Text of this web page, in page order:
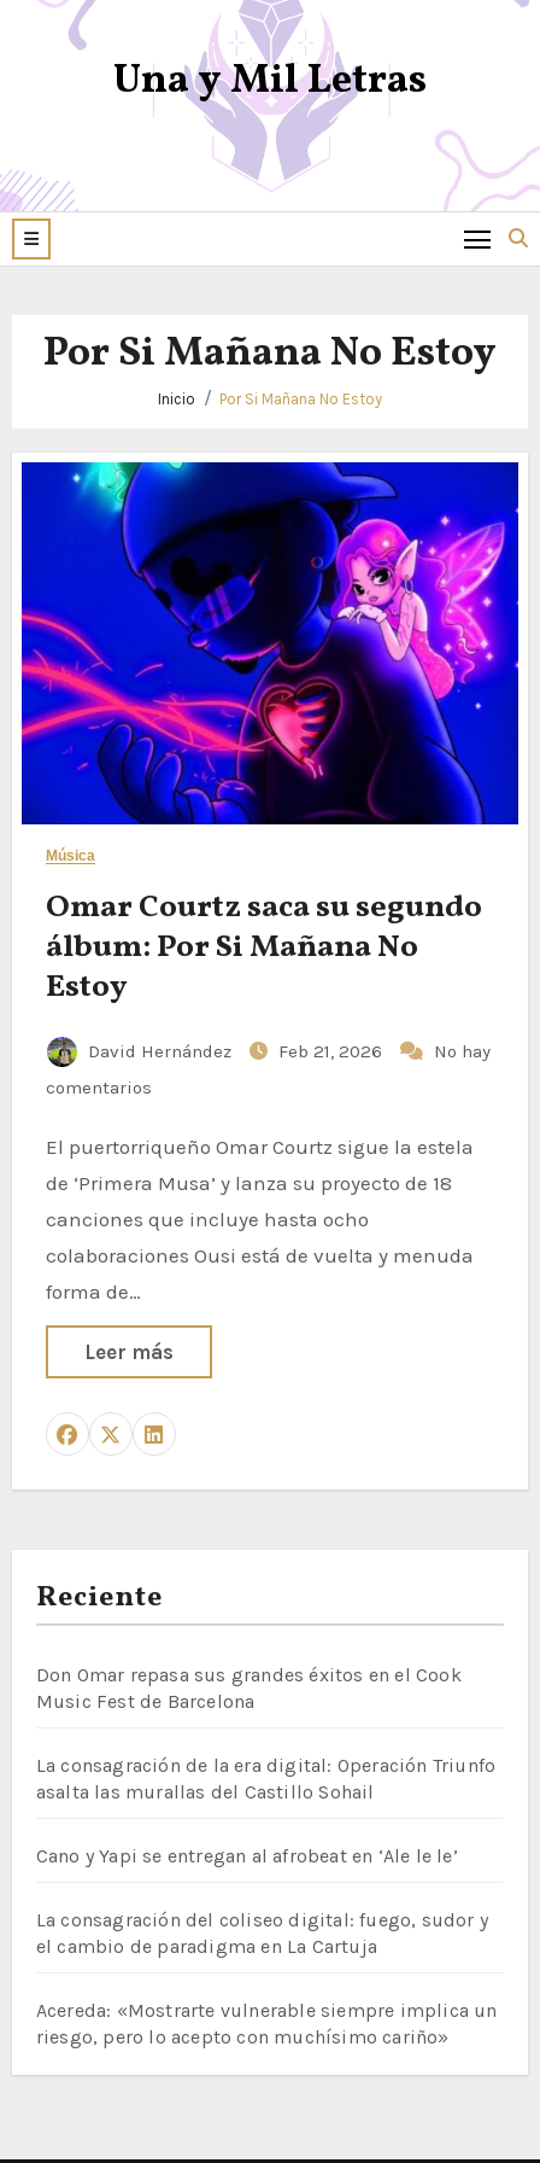
Una y Mil Letras
Por Si Mañana No Estoy
Inicio Por Si Mañana No Estoy
Música
Omar Courtz saca su segundo
álbum: Por Si Mañana No
Estoy
David Hernández Feb 21, 2026
No hay
comentarios
El puertorriqueño Omar Courtz sigue la estela
de ‘Primera Musa’ y lanza su proyecto de 18
canciones que incluye hasta ocho
colaboraciones Ousi está de vuelta y menuda
forma de…
Leer más
Reciente
Don Omar repasa sus grandes éxitos en el Cook
Music Fest de Barcelona
La consagración de la era digital: Operación Triunfo
asalta las murallas del Castillo Sohail
Cano y Yapi se entregan al afrobeat en ‘Ale le le’
La consagración del coliseo digital: fuego, sudor y
el cambio de paradigma en La Cartuja
Acereda: «Mostrarte vulnerable siempre implica un
riesgo, pero lo acepto con muchísimo cariño»